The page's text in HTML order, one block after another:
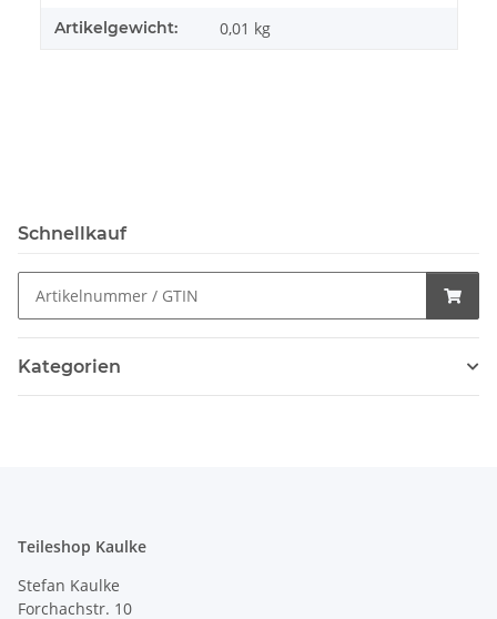
Artikelgewicht: 0,01 kg
Schnellkauf
Kategorien
Teileshop Kaulke
Stefan Kaulke
Forchachstr. 10